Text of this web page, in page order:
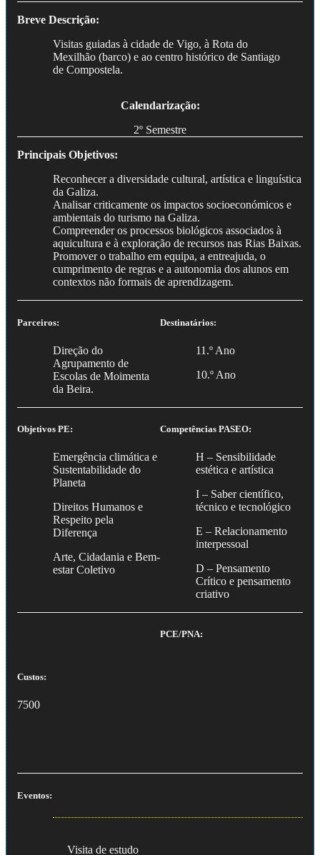
Breve Descrição:
Visitas guiadas à cidade de Vigo, à Rota do
Mexilhão (barco) e ao centro histórico de Santiago
de Compostela.
Calendarização:
2º Semestre
Principais Objetivos:
Reconhecer a diversidade cultural, artística e linguística
da Galiza.
Analisar criticamente os impactos socioeconómicos e
ambientais do turismo na Galiza.
Compreender os processos biológicos associados à
aquicultura e à exploração de recursos nas Rias Baixas.
Promover o trabalho em equipa, a entreajuda, o
cumprimento de regras e a autonomia dos alunos em
contextos não formais de aprendizagem.
Parceiros:
Direção do
Agrupamento de
Escolas de Moimenta
da Beira.
Destinatários:
11.º Ano
10.º Ano
Objetivos PE:
Emergência climática e
Sustentabilidade do
Planeta
Direitos Humanos e
Respeito pela
Diferença
Arte, Cidadania e Bem-
estar Coletivo
Competências PASEO:
H – Sensibilidade
estética e artística
I – Saber científico,
técnico e tecnológico
E – Relacionamento
interpessoal
D – Pensamento
Crítico e pensamento
criativo
Custos:
7500
PCE/PNA:
Eventos:
Visita de estudo